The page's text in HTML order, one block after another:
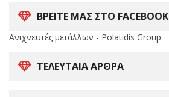
ΒΡΕΙΤΕ ΜΑΣ ΣΤΟ FACEBOOK
Ανιχνευτές μετάλλων - Polatidis Group
ΤΕΛΕΥΤΑΊΑ ΆΡΘΡΑ